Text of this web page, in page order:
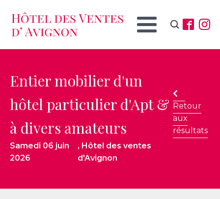
Rechercher :
Entier mobilier d'un
hôtel particulier d'Apt &
à divers amateurs
Samedi 06 juin
2026
, Hôtel des ventes
d'Avignon
Retour
aux
résultats